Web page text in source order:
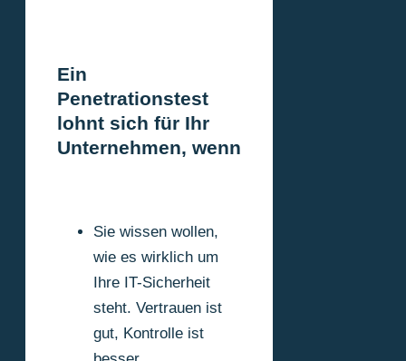
Ein
Penetrationstest
lohnt sich für Ihr
Unternehmen, wenn
Sie wissen wollen,
wie es wirklich um
Ihre IT-Sicherheit
steht. Vertrauen ist
gut, Kontrolle ist